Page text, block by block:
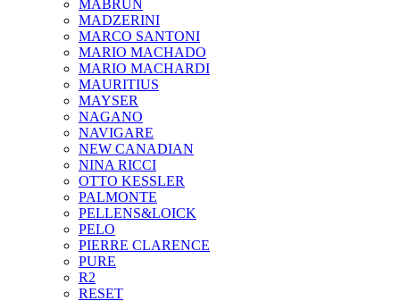
MABRUN
MADZERINI
MARCO SANTONI
MARIO MACHADO
MARIO MACHARDI
MAURITIUS
MAYSER
NAGANO
NAVIGARE
NEW CANADIAN
NINA RICCI
OTTO KESSLER
PALMONTE
PELLENS&LOICK
PELO
PIERRE CLARENCE
PURE
R2
RESET